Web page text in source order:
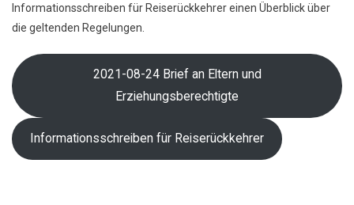
Informationsschreiben für Reiserückkehrer einen Überblick über
die geltenden Regelungen.
2021-08-24 Brief an Eltern und
Erziehungsberechtigte
Informationsschreiben für Reiserückkehrer